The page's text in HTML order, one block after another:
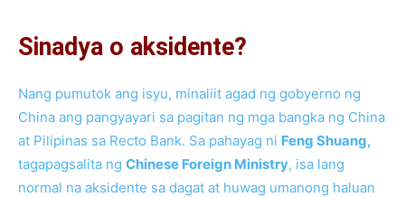
Sinadya o aksidente?
Nang pumutok ang isyu, minaliit agad ng gobyerno ng
China ang pangyayari sa pagitan ng mga bangka ng China
at Pilipinas sa Recto Bank. Sa pahayag ni Feng Shuang,
tagapagsalita ng Chinese Foreign Ministry, isa lang
normal na aksidente sa dagat at huwag umanong haluan